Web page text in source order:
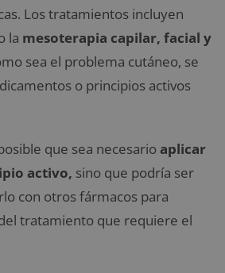
Los tratamientos incluyen
la mesoterapia capilar, facial y
sea el problema cutáneo, se
o principios activos
que sea necesario aplicar
activo, sino que podría ser
con otros fármacos para
tratamiento que requiere el